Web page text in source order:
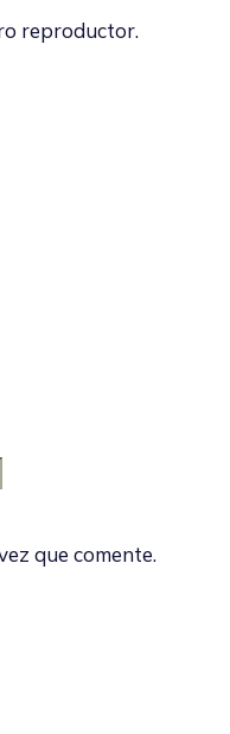
reproductor.
que comente.